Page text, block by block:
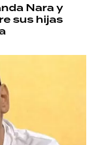
Nara y
sus hijas